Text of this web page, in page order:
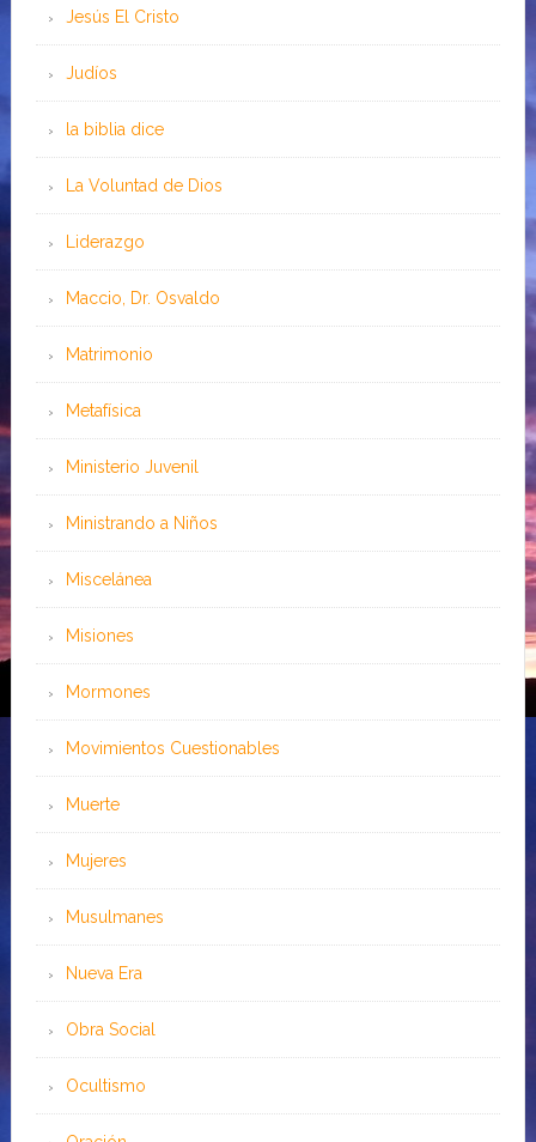
Jesús El Cristo
Judíos
la biblia dice
La Voluntad de Dios
Liderazgo
Maccio, Dr. Osvaldo
Matrimonio
Metafísica
Ministerio Juvenil
Ministrando a Niños
Miscelánea
Misiones
Mormones
Movimientos Cuestionables
Muerte
Mujeres
Musulmanes
Nueva Era
Obra Social
Ocultismo